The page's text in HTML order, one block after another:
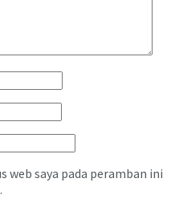
web saya pada peramban ini